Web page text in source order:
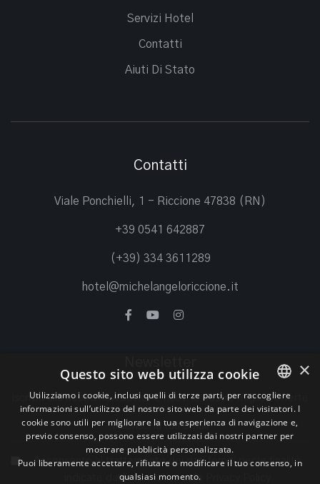
Servizi Hotel
Contatti
Aiuti Di Stato
Contatti
Viale Ponchielli, 1 - Riccione 47838 (RN)
+39 0541 642887
(+39) 334 3611289
hotel@michelangeloriccione.it
Iscriviti alla nostra newsletter e ricevi le nostre migliori offerte
Acconsento al trattamento dei dati forniti per le finalità
indicate dall'informativa sulla
ITALIAN
ENGLISH
GERMAN
×
Questo sito web utilizza cookie
Utilizziamo i cookie, inclusi quelli di terze parti, per raccogliere
informazioni sull’utilizzo del nostro sito web da parte dei visitatori. I
cookie sono utili per migliorare la tua esperienza di navigazione e,
previo consenso, possono essere utilizzati dai nostri partner per
mostrare pubblicità personalizzata.
Puoi liberamente accettare, rifiutare o modificare il tuo consenso, in
qualsiasi momento.